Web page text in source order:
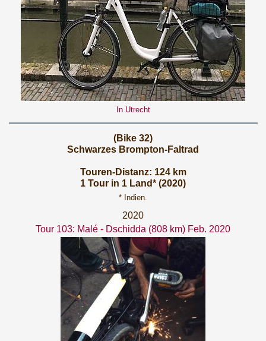
In Utrecht
(Bike 32)
Schwarzes Brompton-Faltrad
Touren-Distanz: 124 km
1 Tour in 1 Land* (2020)
* Indien.
2020
Tour 103: Malé - Dschidda (808 km) Feb. 2020